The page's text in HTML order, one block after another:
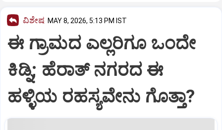
ವಿಶೇಷ MAY 8, 2026, 5:13 PM IST
ಈ ಗ್ರಾಮದ ಎಲ್ಲರಿಗೂ ಒಂದೇ
ಕಿಡ್ನಿ; ಹೆರಾತ್ ನಗರದ ಈ
ಹಳ್ಳಿಯ ರಹಸ್ಯವೇನು ಗೊತ್ತಾ?